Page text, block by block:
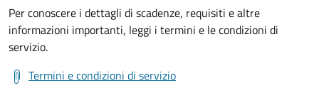
Per conoscere i dettagli di scadenze, requisiti e altre
informazioni importanti, leggi i termini e le condizioni di
servizio.
Termini e condizioni di servizio